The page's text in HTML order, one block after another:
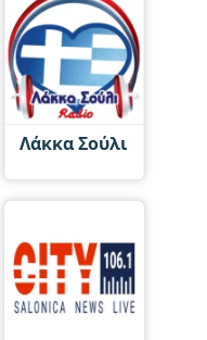
Λάκκα Σούλι